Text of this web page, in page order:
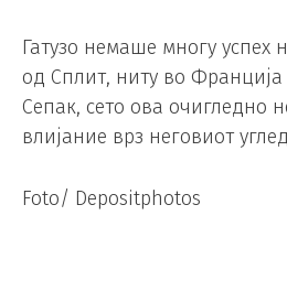
Гатузо немаше многу успех
од Сплит, ниту во
Сепак, сето ова очигледно
влијание врз неговиот
Foto/ Depositphotos